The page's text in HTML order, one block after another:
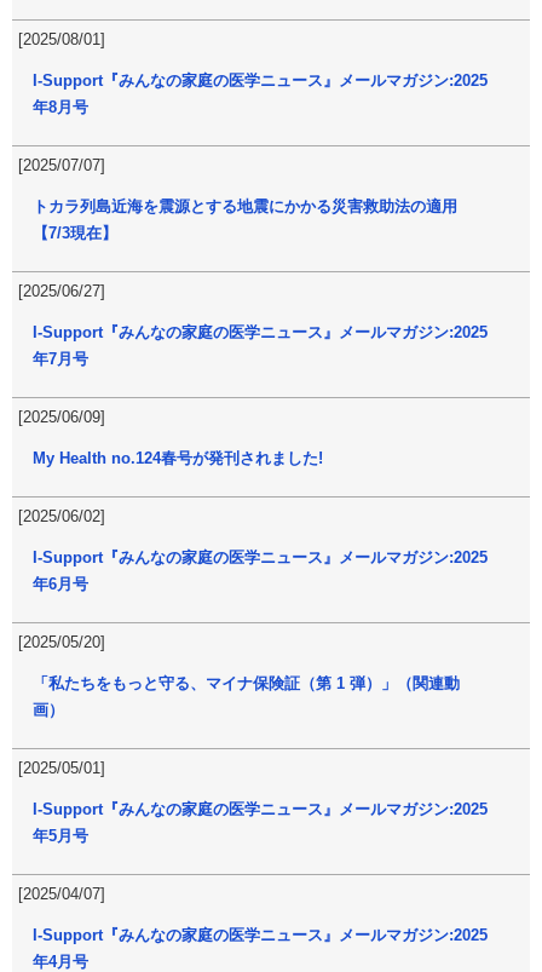
[2025/08/01]
I-Support『みんなの家庭の医学ニュース』メールマガジン:2025
年8月号
[2025/07/07]
トカラ列島近海を震源とする地震にかかる災害救助法の適用
【7/3現在】
[2025/06/27]
I-Support『みんなの家庭の医学ニュース』メールマガジン:2025
年7月号
[2025/06/09]
My Health no.124春号が発刊されました!
[2025/06/02]
I-Support『みんなの家庭の医学ニュース』メールマガジン:2025
年6月号
[2025/05/20]
「私たちをもっと守る、マイナ保険証（第 1 弾）」（関連動
画）
[2025/05/01]
I-Support『みんなの家庭の医学ニュース』メールマガジン:2025
年5月号
[2025/04/07]
I-Support『みんなの家庭の医学ニュース』メールマガジン:2025
年4月号